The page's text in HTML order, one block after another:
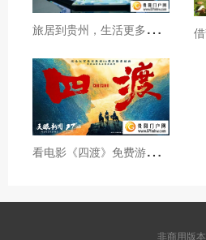
旅
居到贵州，生活更多彩！贵旅集团2026年夏季产品推介会在沪举行
看
电影《四渡》免费游贵州A级景区、领500元票根消费券
非商用版本